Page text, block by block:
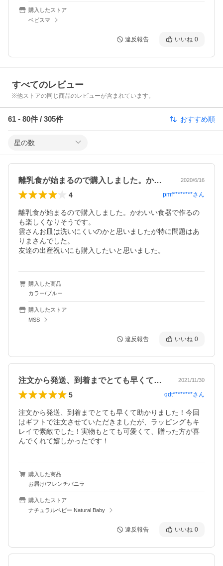
購入したストア
ベビスマ
違反報告 いいね 0
すべてのレビュー
※他ストアの同じ商品のレビューが含まれています。
61 - 80件 / 305件 おすすめ順
星の数
離乳食が始まるので購入しました。かわい… 2020/6/16
4 pmf********さん
離乳食が始まるので購入しました。かわいい食器で作るの
も楽しくなりそうです。
雲さんお皿は洗いにくいのかと思いましたが特に問題はあ
りまさんでした。
友達の出産祝いにも購入したいと思いました。
購入した商品
カラー/ブルー
購入したストア
MSS
違反報告 いいね 0
注文から発送、到着までとても早くて助か… 2021/11/30
5 qdt********さん
注文から発送、到着までとても早くて助かりました！今回
はギフトで注文させていただきましたが、ラッピングもキ
レイで素敵でした！実物もとても可愛くて、贈った方が喜
んでくれて嬉しかったです！
購入した商品
お届け/フレンチバニラ
購入したストア
ナチュラルベビー Natural Baby
違反報告 いいね 0